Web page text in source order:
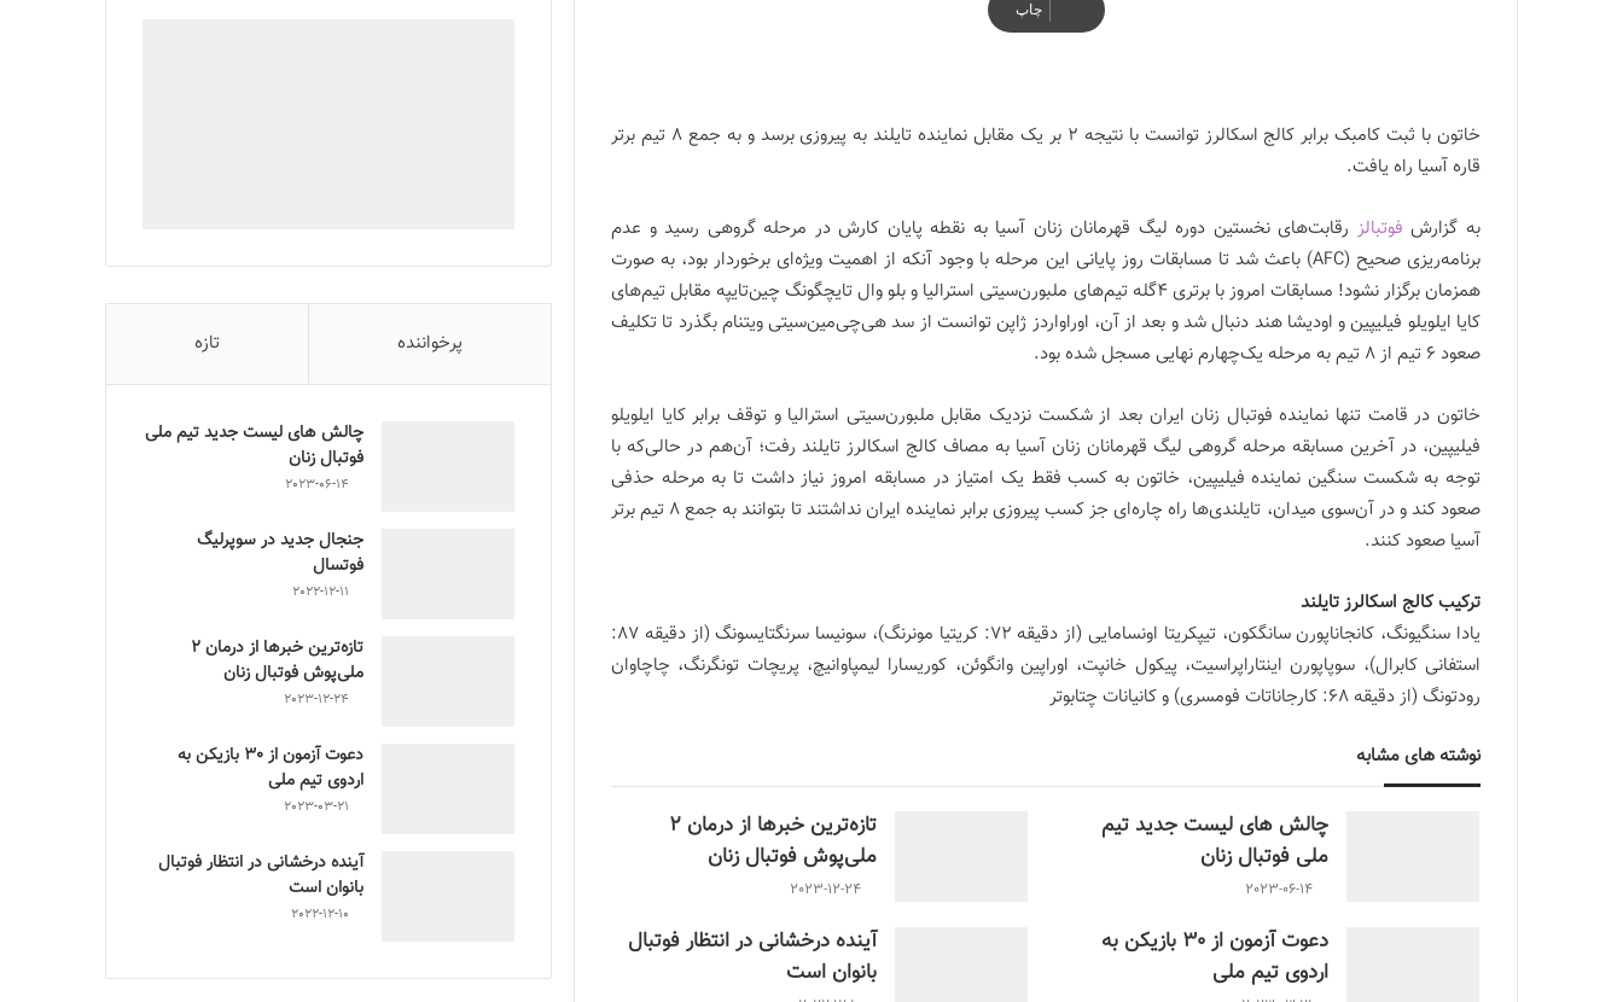
چاپ
خاتون با ثبت کامبک برابر کالج اسکالرز توانست با نتیجه 2 بر یک مقابل نماینده تایلند به پیروزی برسد و به جمع 8 تیم برتر
قاره آسیا راه یافت.
به گزارش فوتبالز رقابت‌های نخستین دوره لیگ قهرمانان زنان آسیا به نقطه پایان کارش در مرحله گروهی رسید و عدم
برنامه‌ریزی صحیح (AFC) باعث شد تا مسابقات روز پایانی این مرحله با وجود آنکه از اهمیت ویژه‌ای برخوردار بود، به صورت
همزمان برگزار نشود! مسابقات امروز با برتری 4گله تیم‌های ملبورن‌سیتی استرالیا و بلو وال تایچگونگ چین‌تایپه مقابل تیم‌های
کایا ایلویلو فیلیپین و اودیشا هند دنبال شد و بعد از آن، اوراواردز ژاپن توانست از سد هی‌چی‌مین‌سیتی ویتنام بگذرد تا تکلیف
صعود 6 تیم از 8 تیم به مرحله یک‌چهارم نهایی مسجل شده بود.
خاتون در قامت تنها نماینده فوتبال زنان ایران بعد از شکست نزدیک مقابل ملبورن‌سیتی استرالیا و توقف برابر کایا ایلویلو
فیلیپین، در آخرین مسابقه مرحله گروهی لیگ قهرمانان زنان آسیا به مصاف کالج اسکالرز تایلند رفت؛ آن‌هم در حالی‌که با
توجه به شکست سنگین نماینده فیلیپین، خاتون به کسب فقط یک امتیاز در مسابقه امروز نیاز داشت تا به مرحله حذفی
صعود کند و در آن‌سوی میدان، تایلندی‌ها راه چاره‌ای جز کسب پیروزی برابر نماینده ایران نداشتند تا بتوانند به جمع 8 تیم برتر
آسیا صعود کنند.
ترکیب کالج اسکالرز تایلند
یادا سنگیونگ، کانجاناپورن سانگکون، تیپکریتا اونسامایی (از دقیقه 72: کریتیا مونرنگ)، سونیسا سرنگتایسونگ (از دقیقه 87:
استفانی کابرال)، سوپاپورن اینتاراپراسیت، پیکول خانپت، اوراپین وانگوئن، کوریسارا لیمپاوانیچ، پریچات تونگرنگ، چاچاوان
رودتونگ (از دقیقه 68: کارجاناتات فومسری) و کانیانات چتابوتر
نوشته های مشابه
چالش هاى ليست جدید تيم
ملى فوتبال زنان
2023-06-14
تازه‌ترین خبرها از درمان ۲
ملی‌پوش فوتبال زنان
2023-12-24
دعوت آزمون از 30 بازیکن به
اردوی تیم ملی
آینده درخشانی در انتظار فوتبال
بانوان است
پرخواننده تازه
چالش هاى ليست جدید تيم ملى
فوتبال زنان
2023-06-14
جنجال جدید در سوپرلیگ
فوتسال
2022-12-11
تازه‌ترین خبرها از درمان ۲
ملی‌پوش فوتبال زنان
2023-12-24
دعوت آزمون از 30 بازیکن به
اردوی تیم ملی
2023-03-21
آینده درخشانی در انتظار فوتبال
بانوان است
2022-12-10